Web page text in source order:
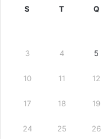
S T Q
3 4 5
10 11 12
17 18 19
24 25 26